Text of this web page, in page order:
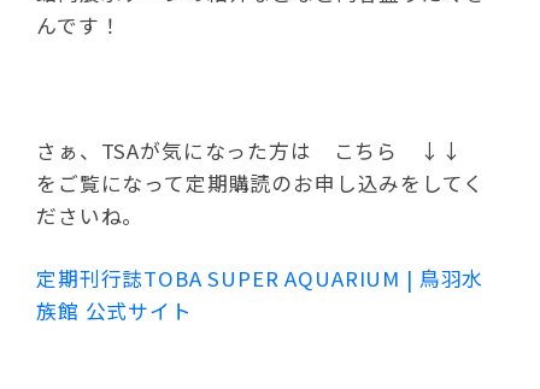
んです！
さぁ、TSAが気になった方は こちら ↓↓
をご覧になって定期購読のお申し込みをしてく
ださいね。
定期刊行誌TOBA SUPER AQUARIUM | 鳥羽水
族館 公式サイト